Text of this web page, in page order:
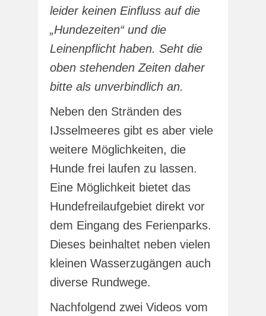
leider keinen Einfluss auf die
„Hundezeiten“ und die
Leinenpflicht haben. Seht die
oben stehenden Zeiten daher
bitte als unverbindlich an.
Neben den Stränden des
IJsselmeeres gibt es aber viele
weitere Möglichkeiten, die
Hunde frei laufen zu lassen.
Eine Möglichkeit bietet das
Hundefreilaufgebiet direkt vor
dem Eingang des Ferienparks.
Dieses beinhaltet neben vielen
kleinen Wasserzugängen auch
diverse Rundwege.
Nachfolgend zwei Videos vom